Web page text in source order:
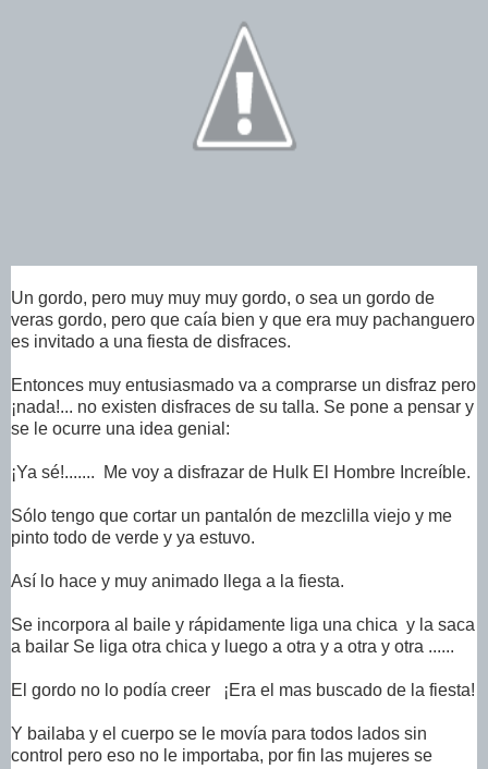
Un gordo, pero muy muy muy gordo, o sea un gordo de
veras gordo, pero que caía bien y que era muy pachanguero
es invitado a una fiesta de disfraces.
Entonces muy entusiasmado va a comprarse un disfraz pero
¡nada!... no existen disfraces de su talla. Se pone a pensar y
se le ocurre una idea genial:
¡Ya sé!....... Me voy a disfrazar de Hulk El Hombre Increíble.
Sólo tengo que cortar un pantalón de mezclilla viejo y me
pinto todo de verde y ya estuvo.
Así lo hace y muy animado llega a la fiesta.
Se incorpora al baile y rápidamente liga una chica y la saca
a bailar Se liga otra chica y luego a otra y a otra y otra ......
El gordo no lo podía creer ¡Era el mas buscado de la fiesta!
Y bailaba y el cuerpo se le movía para todos lados sin
control pero eso no le importaba, por fin las mujeres se